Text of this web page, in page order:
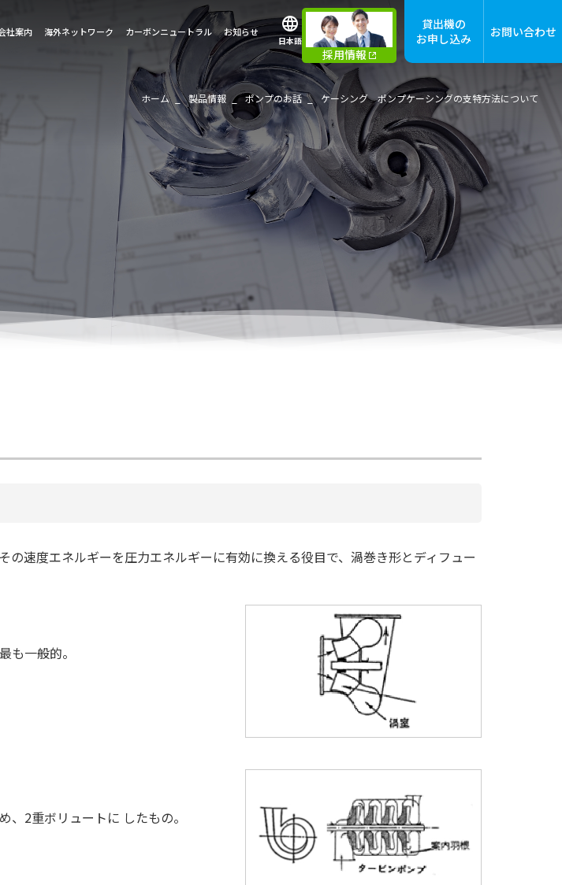
社案内 海外ネットワーク カーボンニュートラル お知らせ
日本語
採用情報
貸出機の
お申し込み
お問い合わせ
ホーム 製品情報 ポンプのお話 ケーシング ポンプケーシングの支特方法について
の速度エネルギーを圧力エネルギーに有効に換える役目で、渦巻き形とディフュー
も一般的。
2重ボリュートに したもの。